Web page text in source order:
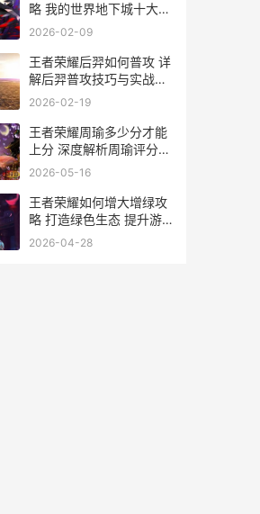
略 我的世界地下城十大最
强武器
2026-02-09
王者荣耀后羿如何普攻 详
解后羿普攻技巧与实战应
用
2026-02-19
王者荣耀周瑜多少分才能
上分 深度解析周瑜评分标
准与提升技巧
2026-05-16
王者荣耀如何增大增绿攻
略 打造绿色生态 提升游
戏体验全解析
2026-04-28